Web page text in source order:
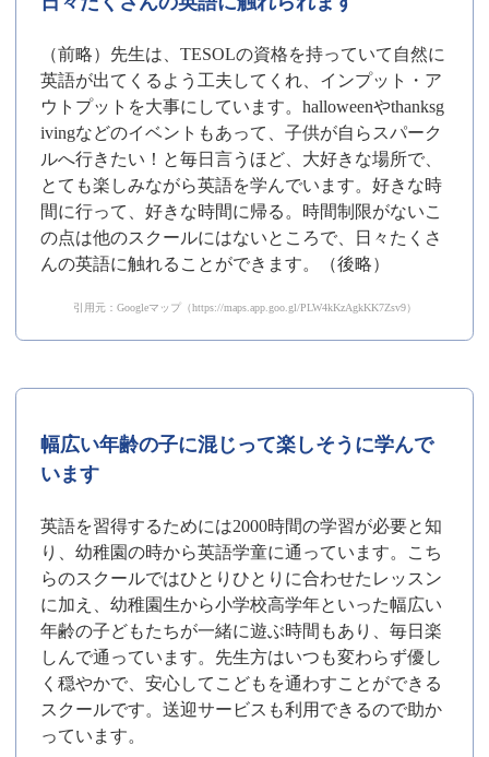
（前略）先生は、TESOLの資格を持っていて自然に
英語が出てくるよう工夫してくれ、インプット・ア
ウトプットを大事にしています。halloweenやthanksg
ivingなどのイベントもあって、子供が自らスパーク
ルへ行きたい！と毎日言うほど、大好きな場所で、
とても楽しみながら英語を学んでいます。好きな時
間に行って、好きな時間に帰る。時間制限がないこ
の点は他のスクールにはないところで、日々たくさ
んの英語に触れることができます。（後略）
引用元：Googleマップ（https://maps.app.goo.gl/PLW4kKzAgkKK7Zsv9）
幅広い年齢の子に混じって楽しそうに学んで
います
英語を習得するためには2000時間の学習が必要と知
り、幼稚園の時から英語学童に通っています。こち
らのスクールではひとりひとりに合わせたレッスン
に加え、幼稚園生から小学校高学年といった幅広い
年齢の子どもたちが一緒に遊ぶ時間もあり、毎日楽
しんで通っています。先生方はいつも変わらず優し
く穏やかで、安心してこどもを通わすことができる
スクールです。送迎サービスも利用できるので助か
っています。